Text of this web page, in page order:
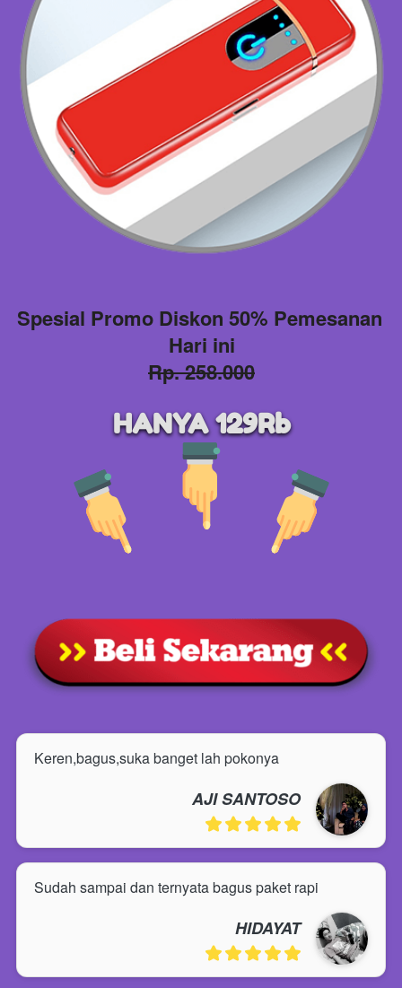
Spesial Promo Diskon 50% Pemesanan
Hari ini
Rp. 258.000
HANYA 129Rb
Keren,bagus,suka banget lah pokonya
AJI SANTOSO
Sudah sampai dan ternyata bagus paket rapi
HIDAYAT